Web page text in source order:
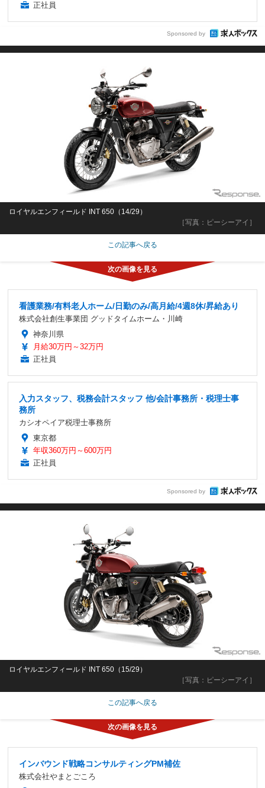
正社員
Sponsored by
［写真：ピーシーアイ］
ロイヤルエンフィールド INT 650（14/29）
この記事へ戻る
看護業務/有料老人ホーム/日勤のみ/高月給/4週8休/昇給あり
株式会社創生事業団 グッドタイムホーム・川崎
神奈川県
月給30万円～32万円
正社員
入力スタッフ、税務会計スタッフ 他/会計事務所・税理士事
務所
カシオペイア税理士事務所
東京都
年収360万円～600万円
正社員
Sponsored by
［写真：ピーシーアイ］
ロイヤルエンフィールド INT 650（15/29）
この記事へ戻る
インバウンド戦略コンサルティングPM補佐
株式会社やまとごころ